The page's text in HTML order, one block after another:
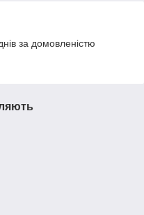
за домовленістю